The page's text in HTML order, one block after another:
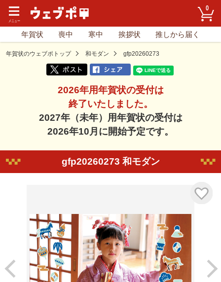
0
年賀状 喪中 寒中 挨拶状 推しから届く
年賀状のウェブポトップ 和モダン gfp20260273
2026年用年賀状の受付は
終了いたしました。
2027年（未年）用年賀状の受付は
2026年10月に開始予定です。
gfp20260273 和モダン